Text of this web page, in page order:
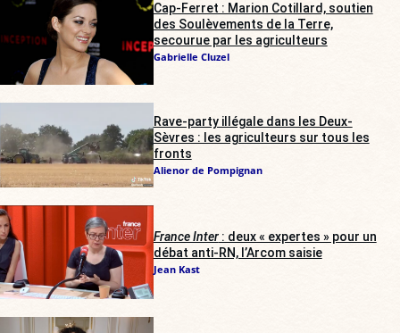
Cap-Ferret : Marion Cotillard, soutien
des Soulèvements de la Terre,
secourue par les agriculteurs
Gabrielle Cluzel
Rave-party illégale dans les Deux-
Sèvres : les agriculteurs sur tous les
fronts
Alienor de Pompignan
France Inter: deux « expertes » pour un
débat anti-RN, l’Arcom saisie
Jean Kast